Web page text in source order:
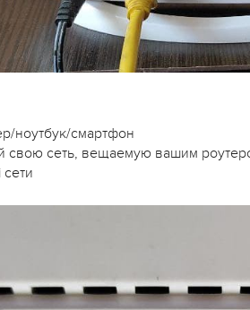
ноутбук/смартфон
свою сеть, вещаемую вашим